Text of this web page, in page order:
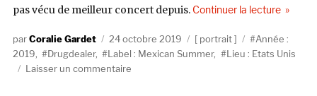
pas vécu de meilleur concert depuis. Continuer la lecturede «
AuteurCoralie Gardet
Publié
le
24 octobre 2019 Catégories
portrait Étiquettes
Année :
2019
Drugdealer, Label : Mexican Summer,
Lieu : Etats Unis
Laisser un commentairesur